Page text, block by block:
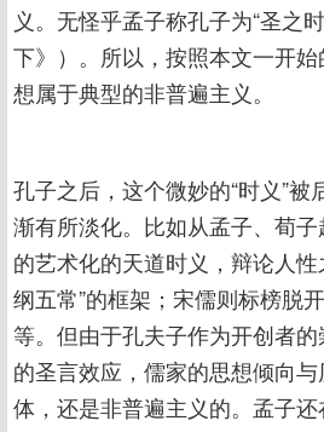
义。无怪乎孟子称孔子为“圣之
下》）。所以，按照本文一开
想属于典型的非普遍主义。
孔子之后，这个微妙的“时义”
渐有所淡化。比如从孟子、荀
的艺术化的天道时义，辩论人
纲五常”的框架；宋儒则标榜脱
等。但由于孔夫子作为开创者的
的圣言效应，儒家的思想倾向
体，还是非普遍主义的。孟子还